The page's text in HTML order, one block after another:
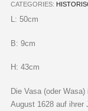
CATEGORIES:
L: 50cm
B: 9cm
H: 43cm
Die Vasa (oder
August 1628 auf ihrer